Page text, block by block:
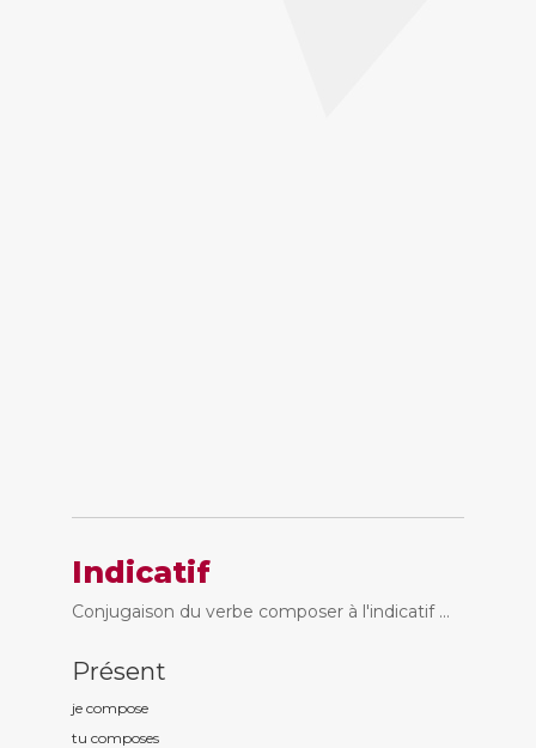
Indicatif
Conjugaison du verbe composer à l'indicatif ...
Présent
je compose
tu composes